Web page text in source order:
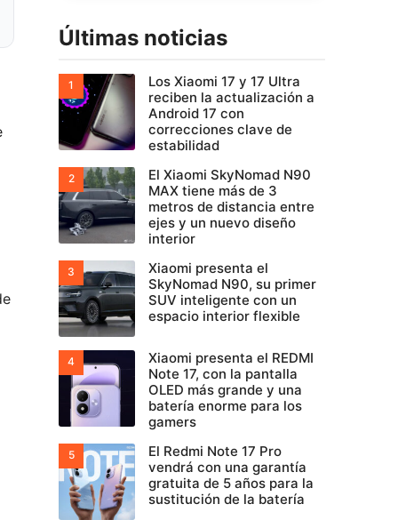
Últimas noticias
Los Xiaomi 17 y 17 Ultra
reciben la actualización a
Android 17 con
correcciones clave de
estabilidad
El Xiaomi SkyNomad N90
MAX tiene más de 3
metros de distancia entre
ejes y un nuevo diseño
interior
Xiaomi presenta el
SkyNomad N90, su primer
SUV inteligente con un
espacio interior flexible
Xiaomi presenta el REDMI
Note 17, con la pantalla
OLED más grande y una
batería enorme para los
gamers
El Redmi Note 17 Pro
vendrá con una garantía
gratuita de 5 años para la
sustitución de la batería